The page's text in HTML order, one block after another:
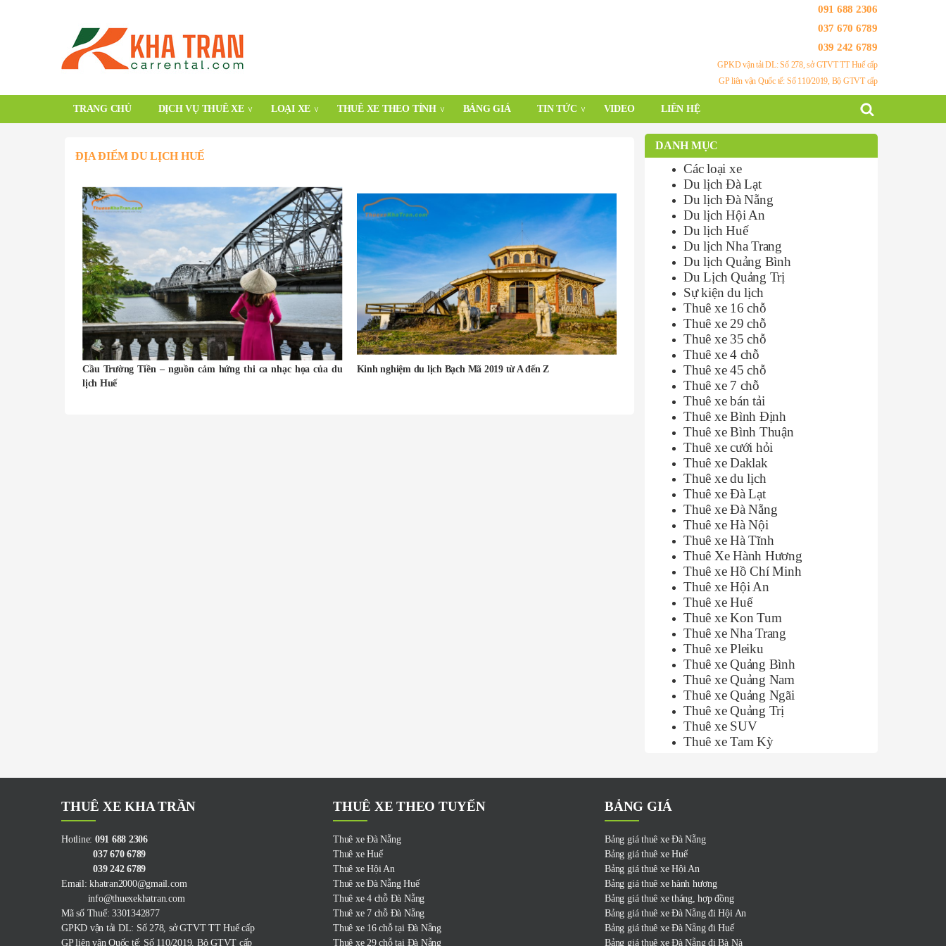
091 688 2306
037 670 6789
039 242 6789
GPKD vận tải DL: Số 278, sở GTVT TT Huế cấp
GP liên vận Quốc tế: Số 110/2019, Bộ GTVT cấp
TRANG CHỦ DỊCH VỤ THUÊ XE LOẠI XE THUÊ XE THEO TỈNH BẢNG GIÁ TIN TỨC VIDEO LIÊN HỆ
ĐỊA ĐIỂM DU LỊCH HUẾ
Cầu Trường Tiền – nguồn cảm hứng thi ca nhạc họa của du
lịch Huế
Kinh nghiệm du lịch Bạch Mã 2019 từ A đến Z
DANH MỤC
Các loại xe
Du lịch Đà Lạt
Du lịch Đà Nẵng
Du lịch Hội An
Du lịch Huế
Du lịch Nha Trang
Du lịch Quảng Bình
Du Lịch Quảng Trị
Sự kiện du lịch
Thuê xe 16 chỗ
Thuê xe 29 chỗ
Thuê xe 35 chỗ
Thuê xe 4 chỗ
Thuê xe 45 chỗ
Thuê xe 7 chỗ
Thuê xe bán tải
Thuê xe Bình Định
Thuê xe Bình Thuận
Thuê xe cưới hỏi
Thuê xe Daklak
Thuê xe du lịch
Thuê xe Đà Lạt
Thuê xe Đà Nẵng
Thuê xe Hà Nội
Thuê xe Hà Tĩnh
Thuê Xe Hành Hương
Thuê xe Hồ Chí Minh
Thuê xe Hội An
Thuê xe Huế
Thuê xe Kon Tum
Thuê xe Nha Trang
Thuê xe Pleiku
Thuê xe Quảng Bình
Thuê xe Quảng Nam
Thuê xe Quảng Ngãi
Thuê xe Quảng Trị
Thuê xe SUV
Thuê xe Tam Kỳ
THUÊ XE KHA TRẦN
Hotline: 091 688 2306
037 670 6789
039 242 6789
Email: khatran2000@gmail.com
info@thuexekhatran.com
Mã số Thuế: 3301342877
GPKD vận tải DL: Số 278, sở GTVT TT Huế cấp
GP liên vận Quốc tế: Số 110/2019, Bộ GTVT cấp
THUÊ XE THEO TUYẾN
Thuê xe Đà Nẵng
Thuê xe Huế
Thuê xe Hội An
Thuê xe Đà Nẵng Huế
Thuê xe 4 chỗ Đà Nẵng
Thuê xe 7 chỗ Đà Nẵng
Thuê xe 16 chỗ tại Đà Nẵng
Thuê xe 29 chỗ tại Đà Nẵng
BẢNG GIÁ
Bảng giá thuê xe Đà Nẵng
Bảng giá thuê xe Huế
Bảng giá thuê xe Hội An
Bảng giá thuê xe hành hương
Bảng giá thuê xe tháng, hợp đồng
Bảng giá thuê xe Đà Nẵng đi Hội An
Bảng giá thuê xe Đà Nẵng đi Huế
Bảng giá thuê xe Đà Nẵng đi Bà Nà